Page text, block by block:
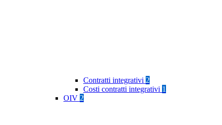
Contratti integrativi 2
Costi contratti integrativi 1
OIV 2